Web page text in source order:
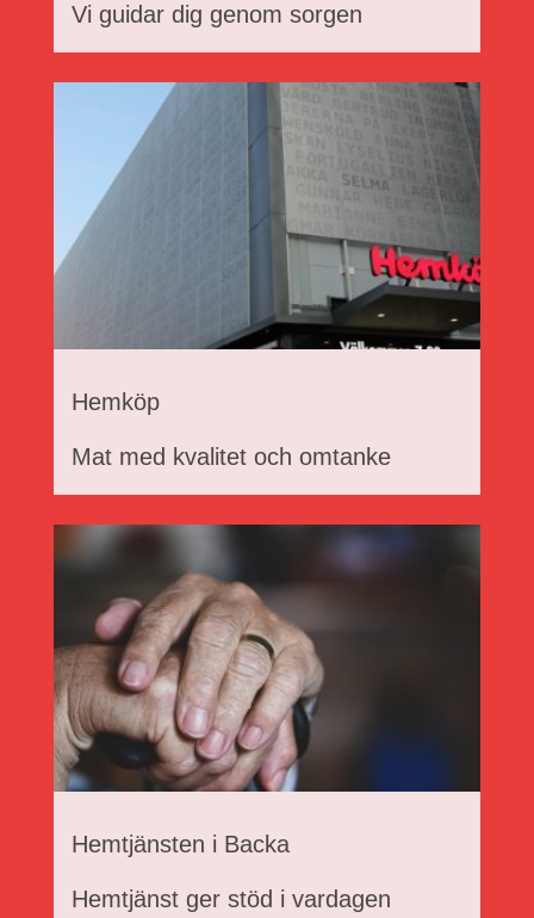
Vi guidar dig genom sorgen
Hemköp
Mat med kvalitet och omtanke
Hemtjänsten i Backa
Hemtjänst ger stöd i vardagen